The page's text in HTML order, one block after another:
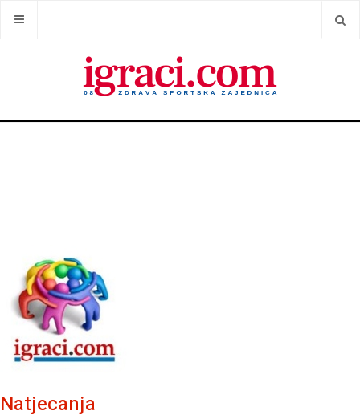
Natjecanja